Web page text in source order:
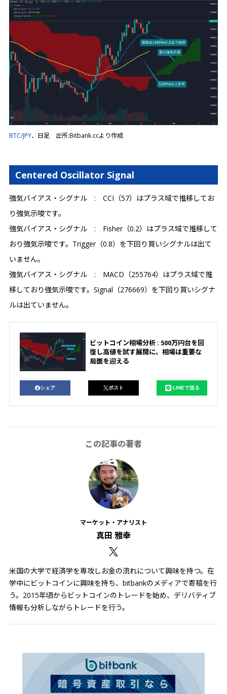
BTC/JPY、日足 出所:Bitbank.ccより作成
Centered Oscillator Signal
強気バイアス・シグナル : CCI（57）はプラス域で推移してお
り強気示唆です。
強気バイアス・シグナル : Fisher（0.2）はプラス域で推移して
おり強気示唆です。Trigger（0.8）を下回り買いシグナルは出て
いません。
強気バイアス・シグナル : MACD（255764）はプラス域で推
移しており強気示唆です。Signal（276669）を下回り買いシグナ
ルは出ていません。
ビットコイン相場分析 : 500万円台を回
復し高値を試す展開に、相場は重要な
局面を迎える
シェア ポスト LINEで送る
この記事の著者
マーケット・アナリスト
真田 雅幸
米国の大学で経済学を専攻しお金の流れについて興味を持つ。在
学中にビットコインに興味を持ち、bitbankのメディアで寄稿を行
う。2015年頃からビットコインのトレードを始め、デリバティブ
情報も分析しながらトレードを行う。